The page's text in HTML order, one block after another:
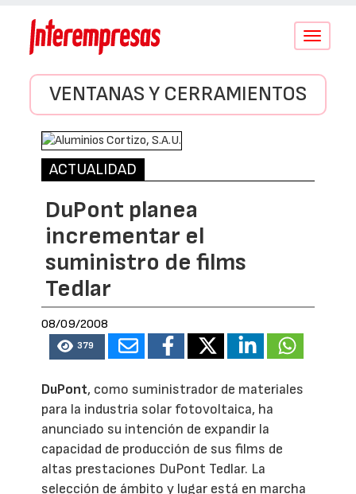
Conmutar
VENTANAS Y CERRAMIENTOS
ACTUALIDAD
DuPont planea
incrementar el
suministro de films
Tedlar
08/09/2008
379
DuPont, como suministrador de materiales
para la industria solar fotovoltaica, ha
anunciado su intención de expandir la
capacidad de producción de sus films de
altas prestaciones DuPont Tedlar. La
selección de ámbito y lugar está en marcha